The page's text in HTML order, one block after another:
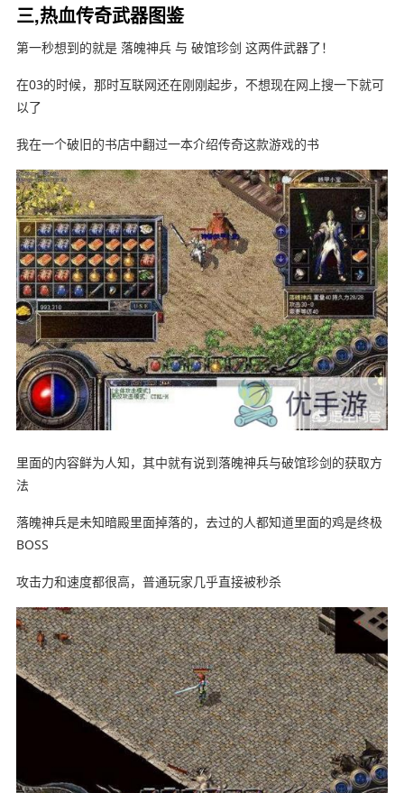
三,热血传奇武器图鉴
第一秒想到的就是 落魄神兵 与 破馆珍剑 这两件武器了！
在03的时候，那时互联网还在刚刚起步，不想现在网上搜一下就可
以了
我在一个破旧的书店中翻过一本介绍传奇这款游戏的书
里面的内容鲜为人知，其中就有说到落魄神兵与破馆珍剑的获取方
法
落魄神兵是未知暗殿里面掉落的，去过的人都知道里面的鸡是终极
BOSS
攻击力和速度都很高，普通玩家几乎直接被秒杀